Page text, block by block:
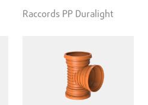
Raccords PP Duralight